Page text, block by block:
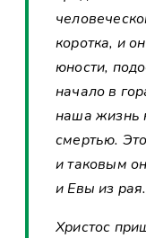
коротка, и
юности,
начало в
наша жизнь
смертью.
и таковым
и Евы из рая.
Христос